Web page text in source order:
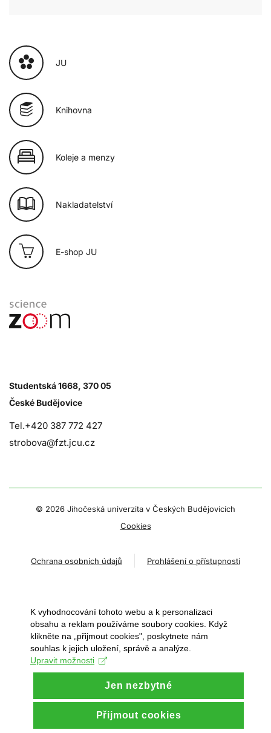
JU
Knihovna
Koleje a menzy
Nakladatelství
E-shop JU
Studentská 1668, 370 05
České Budějovice
Tel.+420 387 772 427
strobova@fzt.jcu.cz
© 2026 Jihočeská univerzita v Českých Budějovicích
Cookies
Ochrana osobních údajů Prohlášení o přístupnosti
K vyhodnocování tohoto webu a k personalizaci
obsahu a reklam používáme soubory cookies. Když
klikněte na „přijmout cookies", poskytnete nám
souhlas k jejich uložení, správě a analýze.
Upravit možnosti
Jen nezbytné
Přijmout cookies